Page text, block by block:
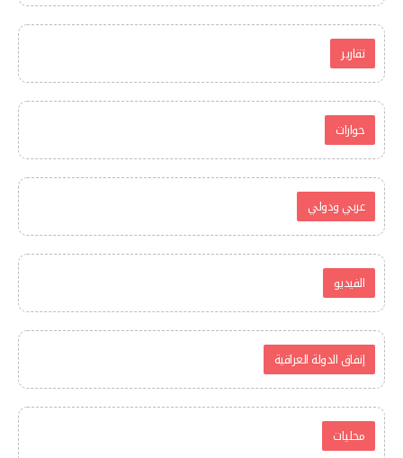
تقارير
حوارات
عربي ودولي
الفيديو
إنفاق الدولة العراقية
محليات